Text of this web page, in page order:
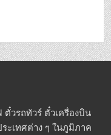
ตั๋วรถทัวร์ ตั๋วเครื่องบิน
ะเทศต่าง ๆ ในภูมิภาค